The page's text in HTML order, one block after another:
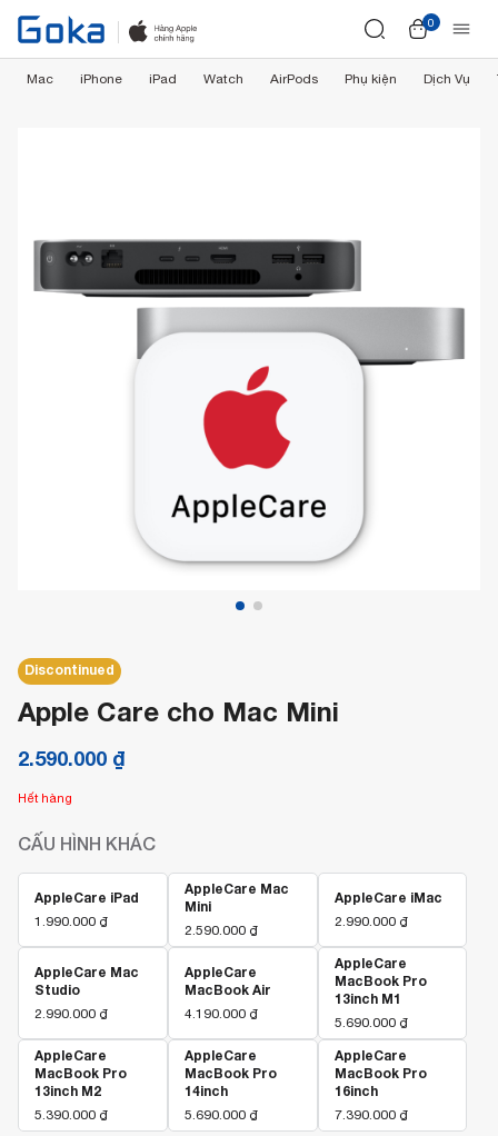
0
Mac iPhone iPad Watch AirPods Phụ kiện Dịch Vụ
Discontinued
Apple Care cho Mac Mini
2.590.000 ₫
Hết hàng
CẤU HÌNH KHÁC
AppleCare iPad
1.990.000 ₫
AppleCare Mac
Mini
2.590.000 ₫
AppleCare iMac
2.990.000 ₫
AppleCare Mac
Studio
2.990.000 ₫
AppleCare
MacBook Air
4.190.000 ₫
AppleCare
MacBook Pro
13inch M1
5.690.000 ₫
AppleCare
MacBook Pro
13inch M2
5.390.000 ₫
AppleCare
MacBook Pro
14inch
5.690.000 ₫
AppleCare
MacBook Pro
16inch
7.390.000 ₫